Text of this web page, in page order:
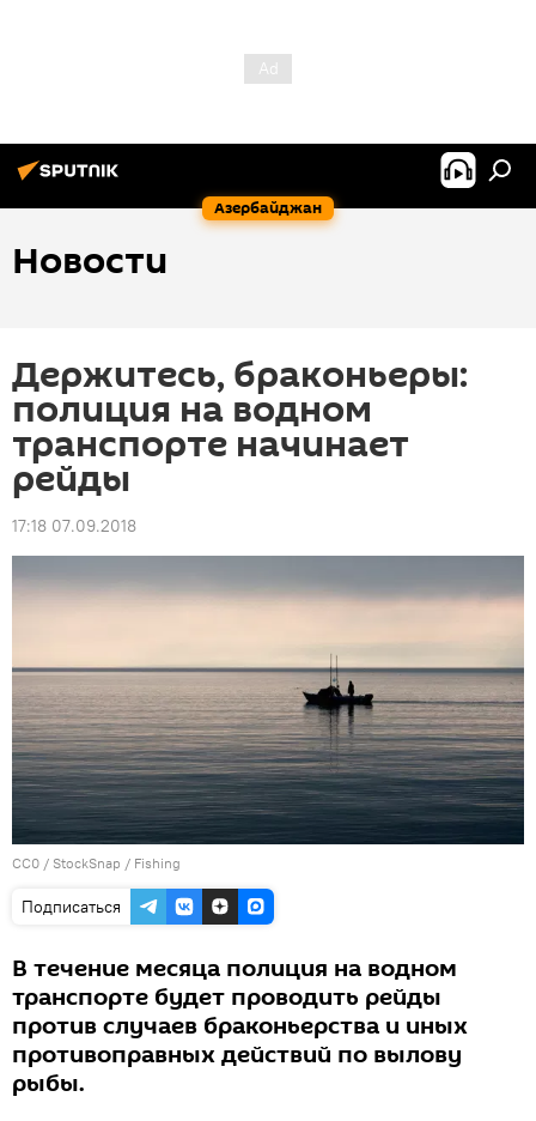
Азербайджан
Новости
Держитесь, браконьеры:
полиция на водном
транспорте начинает
рейды
17:18 07.09.2018
CC0 / StockSnap / Fishing
Подписаться
В течение месяца полиция на водном
транспорте будет проводить рейды
против случаев браконьерства и иных
противоправных действий по вылову
рыбы.